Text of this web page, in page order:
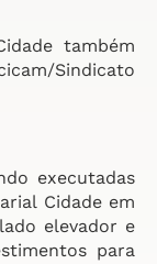
também
Sindicato
executadas
Cidade em
elevador e
para